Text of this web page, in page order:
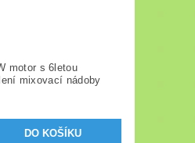
motor s 6letou
mixovací nádoby